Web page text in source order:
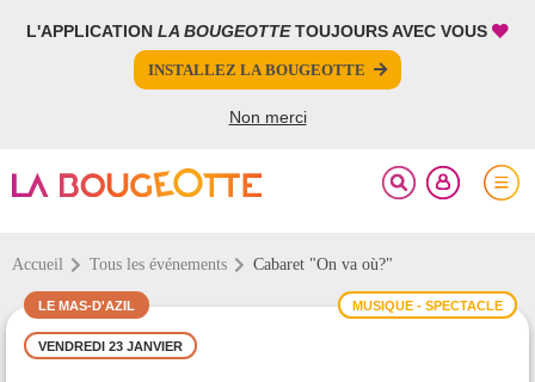
L'APPLICATION LA BOUGEOTTETOUJOURS AVEC VOUS
INSTALLEZ LA BOUGEOTTE
Non merci
Accueil Tous les événements Cabaret "On va où?"
MUSIQUE - SPECTACLE
LE MAS-D'AZIL
VENDREDI 23 JANVIER
FERMER
PARTAGER
FERMER
Votre inscription à la newsletter a été effectuée.